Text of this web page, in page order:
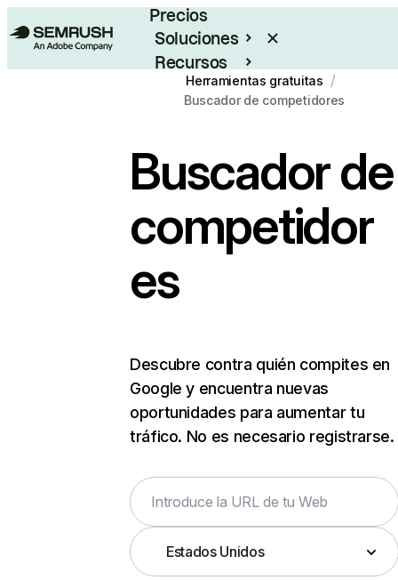
Precios
Soluciones
Recursos
Empresas
Herramientas gratuitas /
Buscador de competidores
Buscador de
competidor
es
Descubre contra quién compites en
Google y encuentra nuevas
oportunidades para aumentar tu
tráfico. No es necesario registrarse.
Estados Unidos